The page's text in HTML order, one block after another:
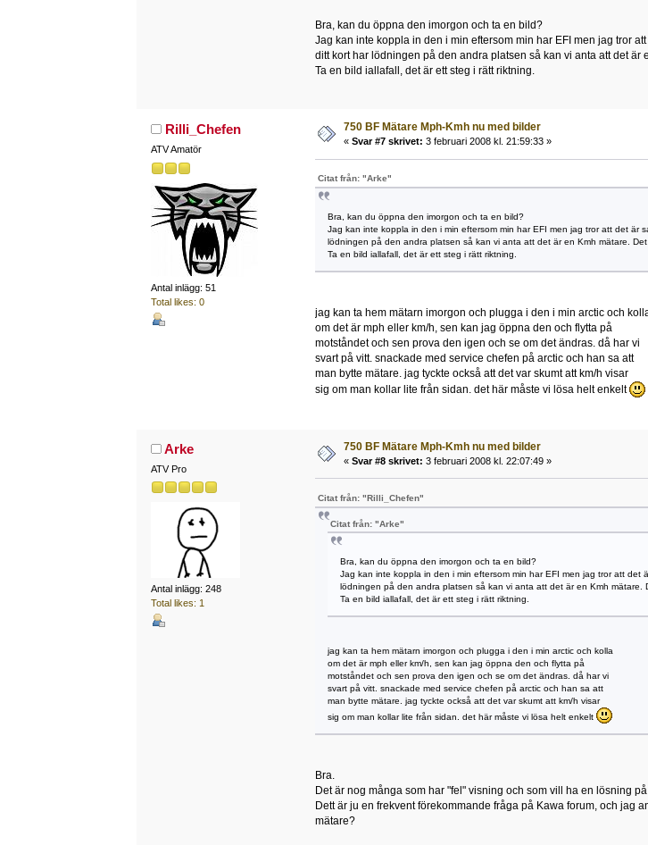
Bra, kan du öppna den imorgon och ta en bild?
Jag kan inte koppla in den i min eftersom min har EFI men jag tror
ditt kort har lödningen på den andra platsen så kan vi anta att det
Ta en bild iallafall, det är ett steg i rätt riktning.
Rilli_Chefen
ATV Amatör
Antal inlägg: 51
Total likes: 0
750 BF Mätare Mph-Kmh nu med bilder
« Svar #7 skrivet: 3 februari 2008 kl. 21:59:33 »
Citat från: "Arke"
Bra, kan du öppna den imorgon och ta en bild?
Jag kan inte koppla in den i min eftersom min har EFI men jag tror att det är
lödningen på den andra platsen så kan vi anta att det är en Kmh mätare.
Ta en bild iallafall, det är ett steg i rätt riktning.
jag kan ta hem mätarn imorgon och plugga i den i min arctic och
om det är mph eller km/h, sen kan jag öppna den och flytta på
motståndet och sen prova den igen och se om det ändras. då har vi
svart på vitt. snackade med service chefen på arctic och han sa att
man bytte mätare. jag tyckte också att det var skumt att km/h visar
sig om man kollar lite från sidan. det här måste vi lösa helt enkelt
Arke
ATV Pro
Antal inlägg: 248
Total likes: 1
750 BF Mätare Mph-Kmh nu med bilder
« Svar #8 skrivet: 3 februari 2008 kl. 22:07:49 »
Citat från: "Rilli_Chefen"
Citat från: "Arke"
Bra, kan du öppna den imorgon och ta en bild?
Jag kan inte koppla in den i min eftersom min har EFI men jag tror att
lödningen på den andra platsen så kan vi anta att det är en Kmh mätare.
Ta en bild iallafall, det är ett steg i rätt riktning.
jag kan ta hem mätarn imorgon och plugga i den i min arctic och kolla
om det är mph eller km/h, sen kan jag öppna den och flytta på
motståndet och sen prova den igen och se om det ändras. då har vi
svart på vitt. snackade med service chefen på arctic och han sa att
man bytte mätare. jag tyckte också att det var skumt att km/h visar
sig om man kollar lite från sidan. det här måste vi lösa helt enkelt
Bra.
Det är nog många som har "fel" visning och som vill ha en lösning på
Dett är ju en frekvent förekommande fråga på Kawa forum, och jag
mätare?